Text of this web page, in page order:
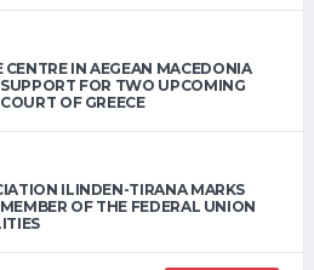
IN AEGEAN MACEDONIA
FOR TWO UPCOMING
OF GREECE
ILINDEN-TIRANA MARKS
OF THE FEDERAL UNION